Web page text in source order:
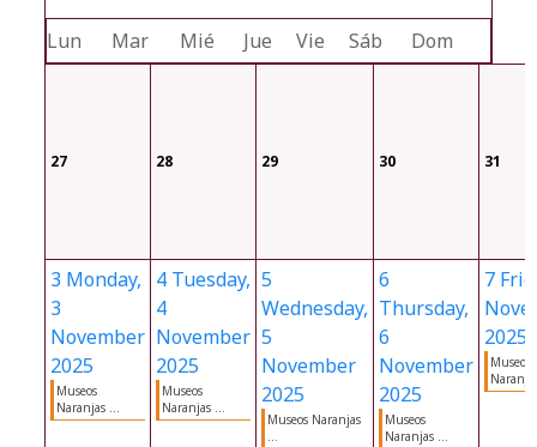
Lun Mar Mié Jue Vie Sáb Dom
27 28 29 30 31
3 Monday,
3
November
2025
Museos
Naranjas ...
4 Tuesday,
4
November
2025
Museos
Naranjas ...
5
Wednesday,
5
November
2025
Museos Naranjas
...
6
Thursday,
6
November
2025
Museos
Naranjas ...
7
2025
Museos